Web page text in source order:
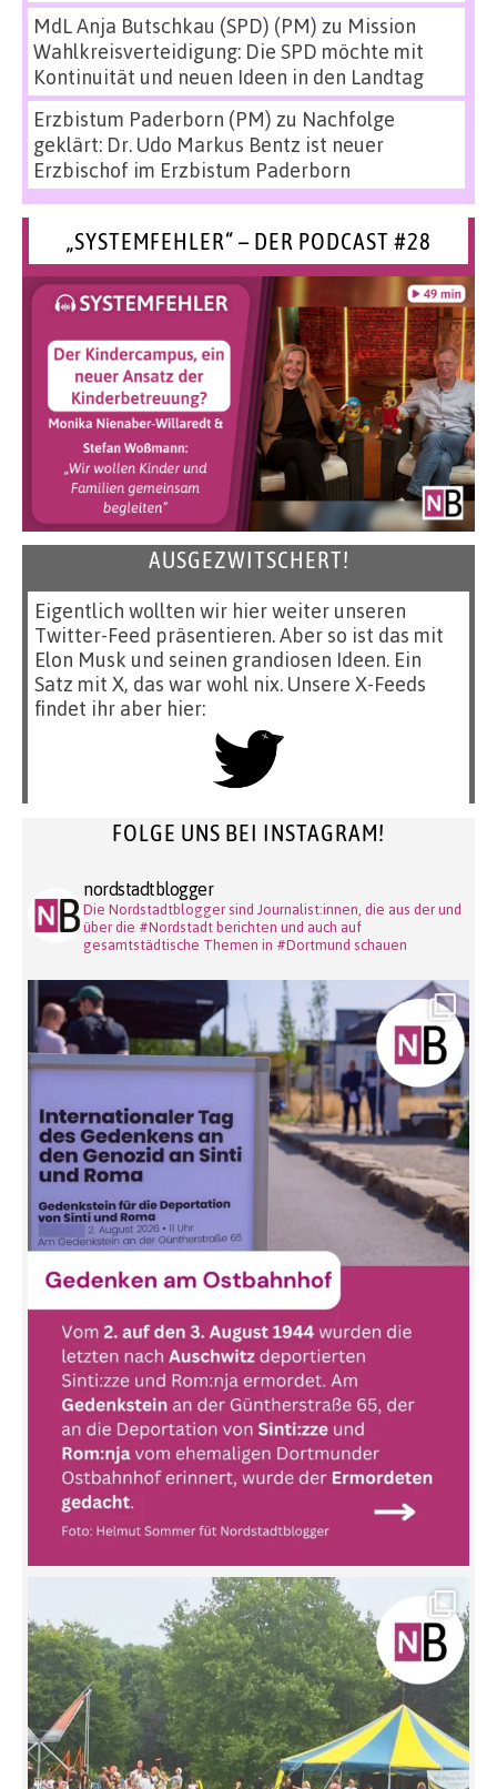
MdL Anja Butschkau (SPD) (PM) zu Mission
Wahlkreisverteidigung: Die SPD möchte mit
Kontinuität und neuen Ideen in den Landtag
Erzbistum Paderborn (PM) zu Nachfolge
geklärt: Dr. Udo Markus Bentz ist neuer
Erzbischof im Erzbistum Paderborn
„SYSTEMFEHLER“ – DER PODCAST #28
AUSGEZWITSCHERT!
Eigentlich wollten wir hier weiter unseren
Twitter-Feed präsentieren. Aber so ist das mit
Elon Musk und seinen grandiosen Ideen. Ein
Satz mit X, das war wohl nix. Unsere X-Feeds
findet ihr aber hier:
FOLGE UNS BEI INSTAGRAM!
nordstadtblogger
Die Nordstadtblogger sind Journalist:innen, die aus der und
über die #Nordstadt berichten und auch auf
gesamtstädtische Themen in #Dortmund schauen